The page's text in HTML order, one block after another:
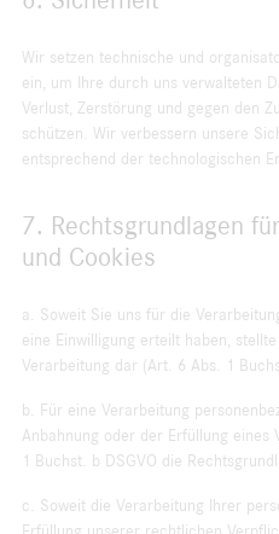
Wir setzen technische und
ein, um Ihre durch uns verwalteten
Verlust, Zerstörung und gegen den
schützen. Wir verbessern unsere
entsprechend der technologischen
7. Rechtsgrundlagen
und Cookies
a. Soweit Sie uns für die
eine Einwilligung erteilt haben,
Verarbeitung dar (Art. 6 Abs. 1
b. Für eine Verarbeitung
Anbahnung oder der Erfüllung eines
1 Buchst. b DSGVO die
c. Soweit die Verarbeitung Ihrer